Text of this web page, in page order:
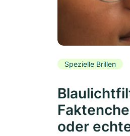
Spezielle Brillen
oder